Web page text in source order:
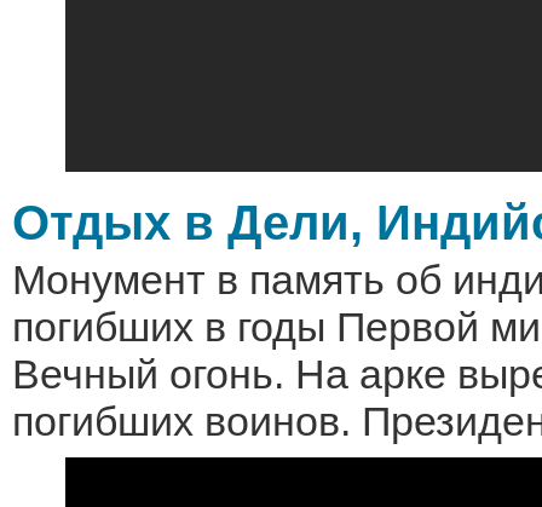
Отдых в Дели,
Монумент в память об
погибших в годы Первой
Вечный огонь. На арке
погибших воинов.